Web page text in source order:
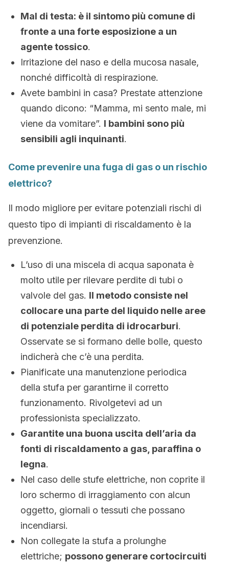
Mal di testa: è il sintomo più comune di
fronte a una forte esposizione a un
agente tossico.
Irritazione del naso e della mucosa nasale,
nonché difficoltà di respirazione.
Avete bambini in casa? Prestate attenzione
quando dicono: “Mamma, mi sento male, mi
viene da vomitare”. I bambini sono più
sensibili agli inquinanti.
Come prevenire una fuga di gas o un rischio
elettrico?
Il modo migliore per evitare potenziali rischi di
questo tipo di impianti di riscaldamento è la
prevenzione.
L’uso di una miscela di acqua saponata è
molto utile per rilevare perdite di tubi o
valvole del gas. Il metodo consiste nel
collocare una parte del liquido nelle aree
di potenziale perdita di idrocarburi.
Osservate se si formano delle bolle, questo
indicherà che c’è una perdita.
Pianificate una manutenzione periodica
della stufa per garantirne il corretto
funzionamento. Rivolgetevi ad un
professionista specializzato.
Garantite una buona uscita dell’aria da
fonti di riscaldamento a gas, paraffina o
legna.
Nel caso delle stufe elettriche, non coprite il
loro schermo di irraggiamento con alcun
oggetto, giornali o tessuti che possano
incendiarsi.
Non collegate la stufa a prolunghe
elettriche; possono generare cortocircuiti